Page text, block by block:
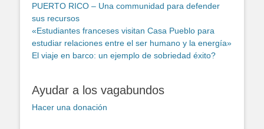
PUERTO RICO – Una communidad para defender
sus recursos
«Estudiantes franceses visitan Casa Pueblo para
estudiar relaciones entre el ser humano y la energía»
El viaje en barco: un ejemplo de sobriedad éxito?
Ayudar a los vagabundos
Hacer una donación